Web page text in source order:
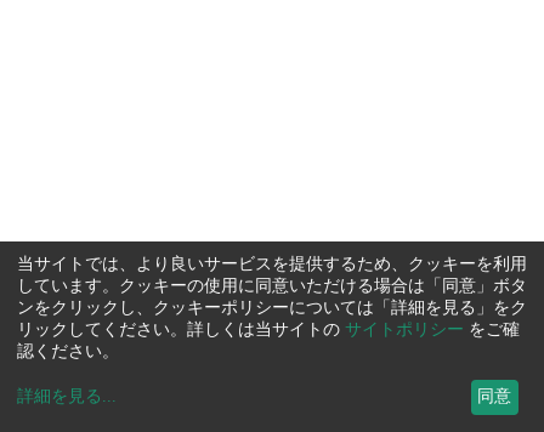
当サイトでは、より良いサービスを提供するため、クッキーを利用
しています。クッキーの使用に同意いただける場合は「同意」ボタ
ンをクリックし、クッキーポリシーについては「詳細を見る」をク
リックしてください。詳しくは当サイトの サイトポリシー をご確
認ください。
詳細を見る ... 同意